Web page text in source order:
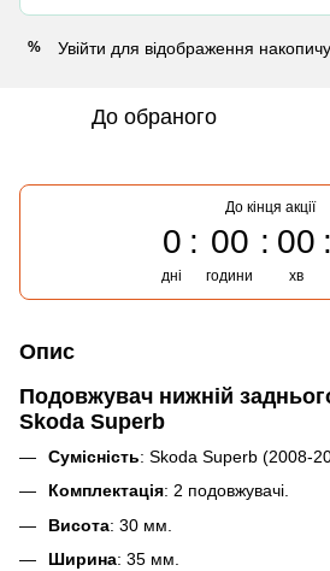
% Увійти для відображення
До обраного
До кінця акції
0
дні
00
години
00
хв
Опис
Подовжувач нижній
Skoda Superb
Сумісність: Skoda Superb (2008-
Комплектація: 2 подовжувачі.
Висота: 30 мм.
Ширина: 35 мм.